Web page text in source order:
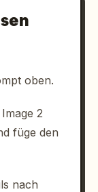
oben.
2
füge den
nach